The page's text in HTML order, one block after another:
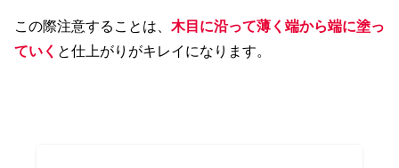
この際注意することは、 木目に沿って薄く端から端に塗っ
ていく と仕上がりがキレイになります。